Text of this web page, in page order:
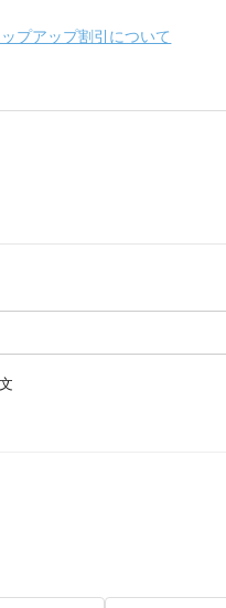
プアップ割引について